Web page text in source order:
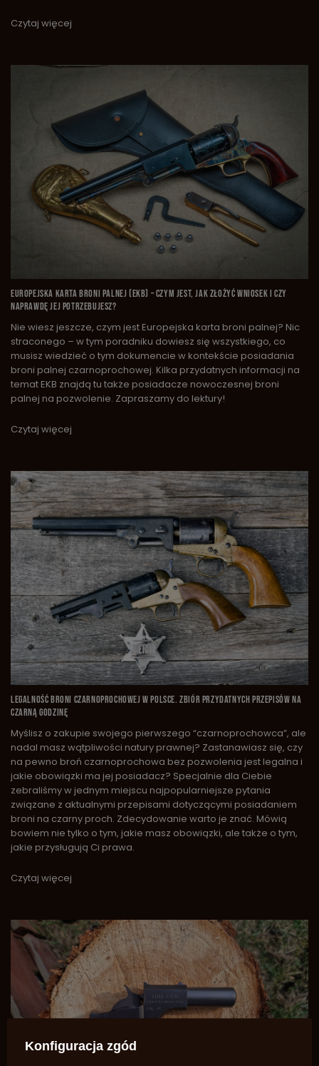
Czytaj więcej
EUROPEJSKA KARTA BRONI PALNEJ (EKB) – CZYM JEST, JAK ZŁOŻYĆ WNIOSEK I CZY
NAPRAWDĘ JEJ POTRZEBUJESZ?
Nie wiesz jeszcze, czym jest Europejska karta broni palnej? Nic
straconego – w tym poradniku dowiesz się wszystkiego, co
musisz wiedzieć o tym dokumencie w kontekście posiadania
broni palnej czarnoprochowej. Kilka przydatnych informacji na
temat EKB znajdą tu także posiadacze nowoczesnej broni
palnej na pozwolenie. Zapraszamy do lektury!
Czytaj więcej
LEGALNOŚĆ BRONI CZARNOPROCHOWEJ W POLSCE. ZBIÓR PRZYDATNYCH PRZEPISÓW NA
CZARNĄ GODZINĘ
Myślisz o zakupie swojego pierwszego “czarnoprochowca”, ale
nadal masz wątpliwości natury prawnej? Zastanawiasz się, czy
na pewno broń czarnoprochowa bez pozwolenia jest legalna i
jakie obowiązki ma jej posiadacz? Specjalnie dla Ciebie
zebraliśmy w jednym miejscu najpopularniejsze pytania
związane z aktualnymi przepisami dotyczącymi posiadaniem
broni na czarny proch. Zdecydowanie warto je znać. Mówią
bowiem nie tylko o tym, jakie masz obowiązki, ale także o tym,
jakie przysługują Ci prawa.
Czytaj więcej
Konfiguracja zgód